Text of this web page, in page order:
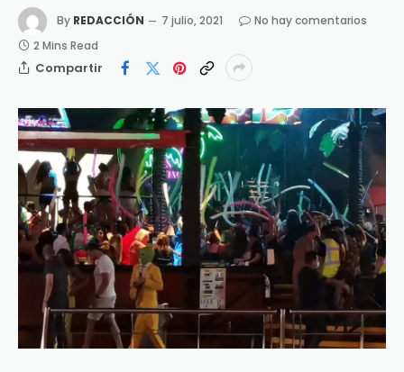
By REDACCIÓN 7 julio, 2021
No hay comentarios
2 Mins Read
Compartir